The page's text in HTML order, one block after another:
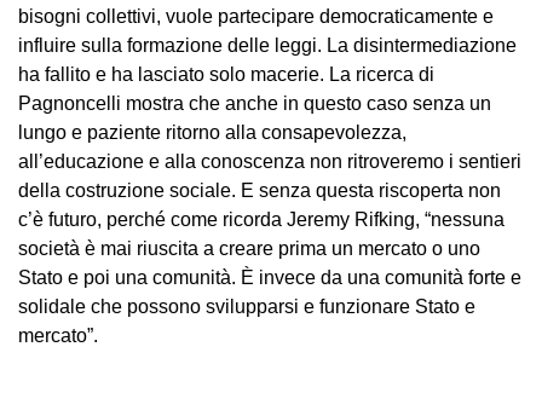
bisogni collettivi, vuole partecipare democraticamente e
influire sulla formazione delle leggi. La disintermediazione
ha fallito e ha lasciato solo macerie. La ricerca di
Pagnoncelli mostra che anche in questo caso senza un
lungo e paziente ritorno alla consapevolezza,
all’educazione e alla conoscenza non ritroveremo i sentieri
della costruzione sociale. E senza questa riscoperta non
c’è futuro, perché come ricorda Jeremy Rifking, “nessuna
società è mai riuscita a creare prima un mercato o uno
Stato e poi una comunità. È invece da una comunità forte e
solidale che possono svilupparsi e funzionare Stato e
mercato”.